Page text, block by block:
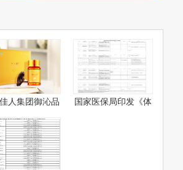
人集团御沁品
灵芝
国家医保局印发《体